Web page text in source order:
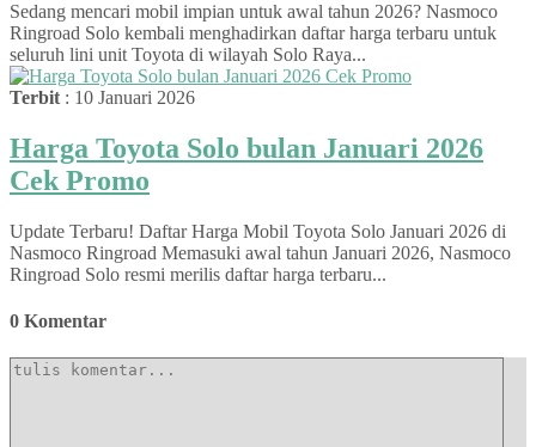
Sedang mencari mobil impian untuk awal tahun 2026? Nasmoco
Ringroad Solo kembali menghadirkan daftar harga terbaru untuk
seluruh lini unit Toyota di wilayah Solo Raya...
Terbit : 10 Januari 2026
Harga Toyota Solo bulan Januari 2026
Cek Promo
Update Terbaru! Daftar Harga Mobil Toyota Solo Januari 2026 di
Nasmoco Ringroad Memasuki awal tahun Januari 2026, Nasmoco
Ringroad Solo resmi merilis daftar harga terbaru...
0 Komentar